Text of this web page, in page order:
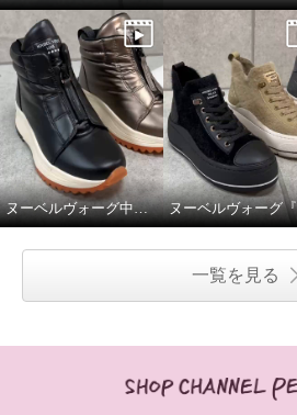
ヌーベルヴォーグ中綿撥水スニーカーブーツ。 ヌ
一覧を見る